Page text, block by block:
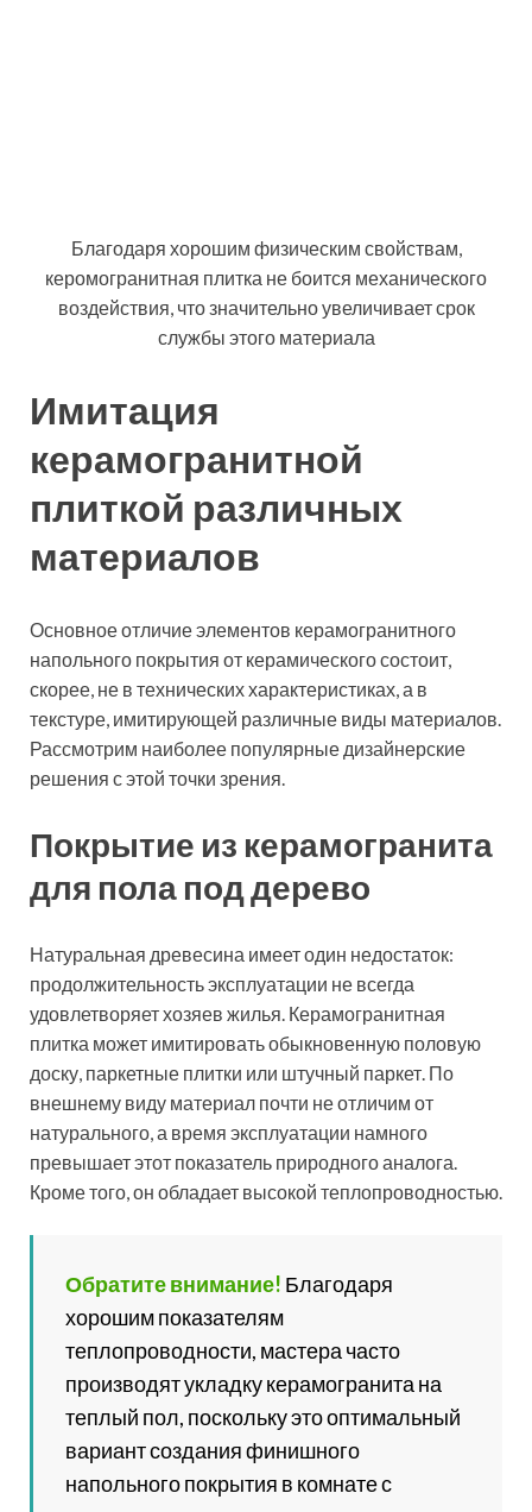
пол уложенный «елочкой», причем выпускается он как
в виде небольших удлиненных плашек, так и в виде
квадратных пластин с нанесенным рисунком узкого
паркетного пола
Внедрение современных инновационных технологий
позволяет имитировать любую породу и фактуру
дерева, а также вид распила – тангенциальный или
радиальный. При этом вариант имитации
состаренной половой доски настолько удачен, что
ощущениям от натуральной древесины невозможно.
или полированной. Универсальность – вот основное
достоинство данного дизайнерского решения.
Благодаря этой характеристике, покрывать пол
плиткой, имитирующей дерево, можно во всех
комнатах жилья, однако в приоритете является
использование такого керамогранита для пола на
Статья по теме:
Как класть плитку на пол: способы
укладки и особенности технологии
Особенности подготовки различных
типов поверхностей. Как затирать швы на
плитке. Критерии выбора кафельного
покрытия для пола.
ассоциацию с паркетом. Причём использовать с этой
целью можно не только образцы продолговатой
прямоугольной формы. Например, на лицевой
поверхности керамогранита 600-600 мм может
присутствовать изображение нескольких паркетных
досок. Вместе с тем, необходимо учитывать ещё один
фактор. Уровень цен укладки керамогранита за
квадратный метр зависит от выбранного метода